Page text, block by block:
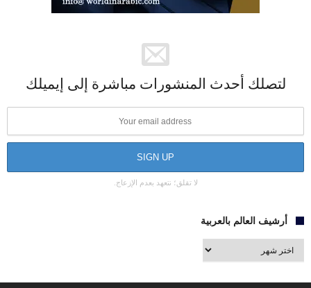
لتصلك أحدث المنشورات مباشرة إلى إيميلك
لا تقلق؛ نتعهد بعدم الإزعاج.
أرشيف العالم بالعربية
أرشيف
العالم